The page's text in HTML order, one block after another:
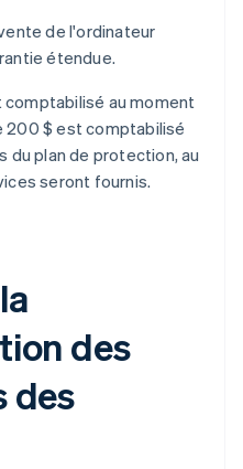
de l'ordinateur
étendue.
comptabilisé au moment
200 $ est comptabilisé
du plan de protection, au
seront fournis.
des
des